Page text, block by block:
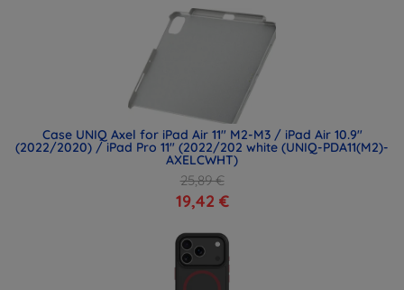
Case UNIQ Axel for iPad Air 11" M2-M3 / iPad Air 10.9"
(2022/2020) / iPad Pro 11" (2022/202 white (UNIQ-PDA11(M2)-
AXELCWHT)
25,89 €
19,42 €